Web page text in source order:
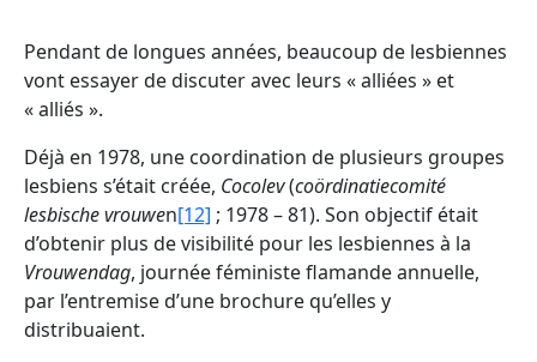
Pendant de longues années, beaucoup de lesbiennes
vont essayer de discuter avec leurs « alliées » et
« alliés ».
Déjà en 1978, une coordination de plusieurs groupes
lesbiens s’était créée, Cocolev(coördinatiecomité
lesbische vrouwen[12] ; 1978 – 81). Son objectif était
d’obtenir plus de visibilité pour les lesbiennes à la
Vrouwendag, journée féministe flamande annuelle,
par l’entremise d’une brochure qu’elles y
distribuaient.